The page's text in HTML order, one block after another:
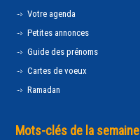
Votre agenda
Petites annonces
Guide des prénoms
Cartes de voeux
Ramadan
Mots-clés de la semaine